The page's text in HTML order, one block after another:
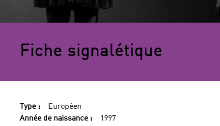
Fiche signalétique
Type :
Européen
Année de naissance :
1997